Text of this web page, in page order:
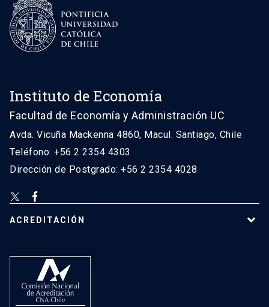
Instituto de Economía
Facultad de Economía y Administración UC
Avda. Vicuña Mackenna 4860, Macul. Santiago, Chile
Teléfono: +56 2 2354 4303
Dirección de Postgrado: +56 2 2354 4028
ACREDITACIÓN